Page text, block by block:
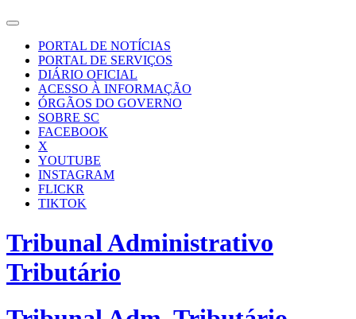
PORTAL DE NOTÍCIAS
PORTAL DE SERVIÇOS
DIÁRIO OFICIAL
ACESSO À INFORMAÇÃO
ÓRGÃOS DO GOVERNO
SOBRE SC
FACEBOOK
X
YOUTUBE
INSTAGRAM
FLICKR
TIKTOK
Tribunal Administrativo
Tributário